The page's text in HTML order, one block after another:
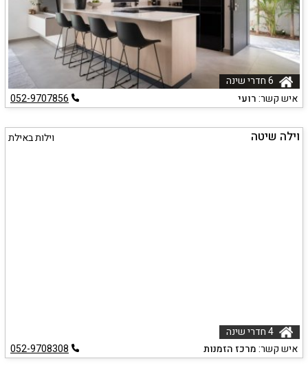
איש קשר:רועי 052-9707856
וילה שיטה וילות באילת
איש קשר:מרכז הזמנות 052-9708308